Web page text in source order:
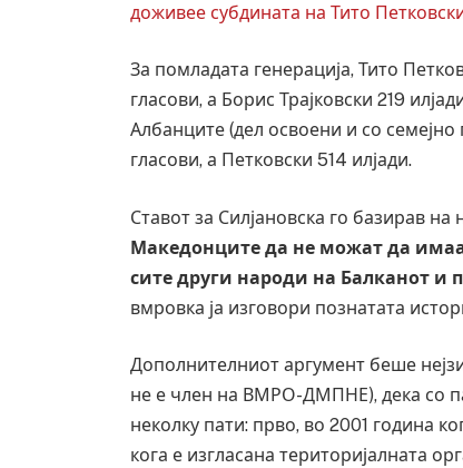
доживее субдината на Тито
За помладата генерација, Тито
гласови, а Борис Трајковски 219
Албанците (дел освоени и со семејно
гласови, а Петковски 514 илјади.
Ставот за Силјановска го базирав на
Македонците да не можат да
сите други народи на Балканот и
вмровка ја изговори познатата
Дополнителниот аргумент беше
не е член на ВМРО-ДМПНЕ), дека со
неколку пати: прво, во 2001 година
кога е изгласана територијалната
AUGUST 2, 2026